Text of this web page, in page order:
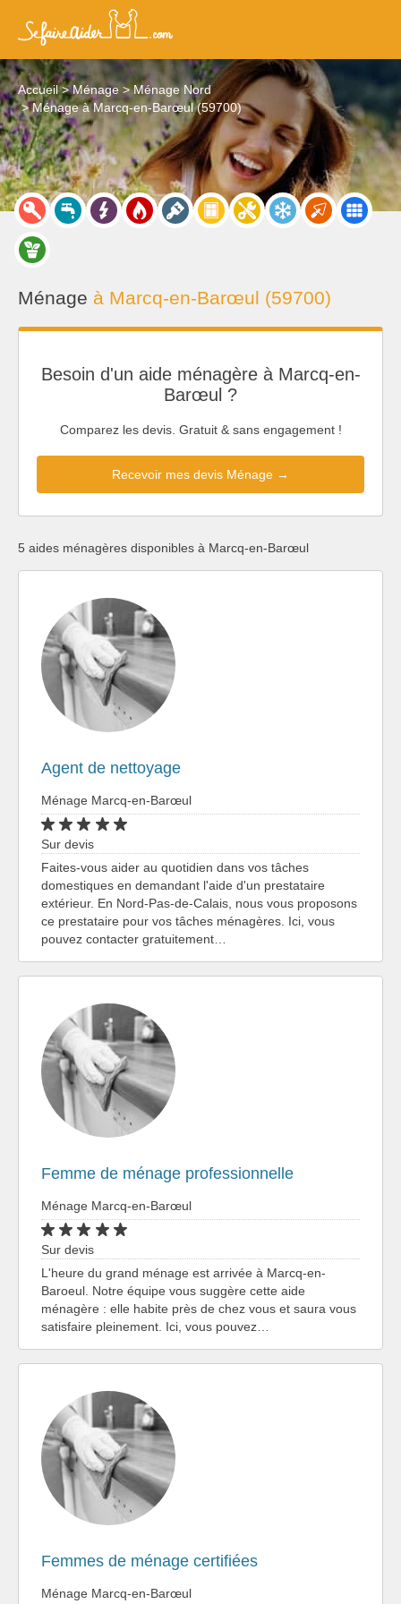
Accueil Ménage
Ménage Nord
Ménage à Marcq-en-Barœul (59700)
Ménage à Marcq-en-Barœul (59700)
Besoin d'un aide ménagère à Marcq-en-
Barœul ?
Comparez les devis. Gratuit & sans engagement !
Recevoir mes devis Ménage →
5 aides ménagères disponibles à Marcq-en-Barœul
Agent de nettoyage
Ménage Marcq-en-Barœul
Sur devis
Faites-vous aider au quotidien dans vos tâches
domestiques en demandant l'aide d'un prestataire
extérieur. En Nord-Pas-de-Calais, nous vous proposons
ce prestataire pour vos tâches ménagères. Ici, vous
pouvez contacter gratuitement…
Femme de ménage professionnelle
Ménage Marcq-en-Barœul
Sur devis
L'heure du grand ménage est arrivée à Marcq-en-
Baroeul. Notre équipe vous suggère cette aide
ménagère : elle habite près de chez vous et saura vous
satisfaire pleinement. Ici, vous pouvez…
Femmes de ménage certifiées
Ménage Marcq-en-Barœul